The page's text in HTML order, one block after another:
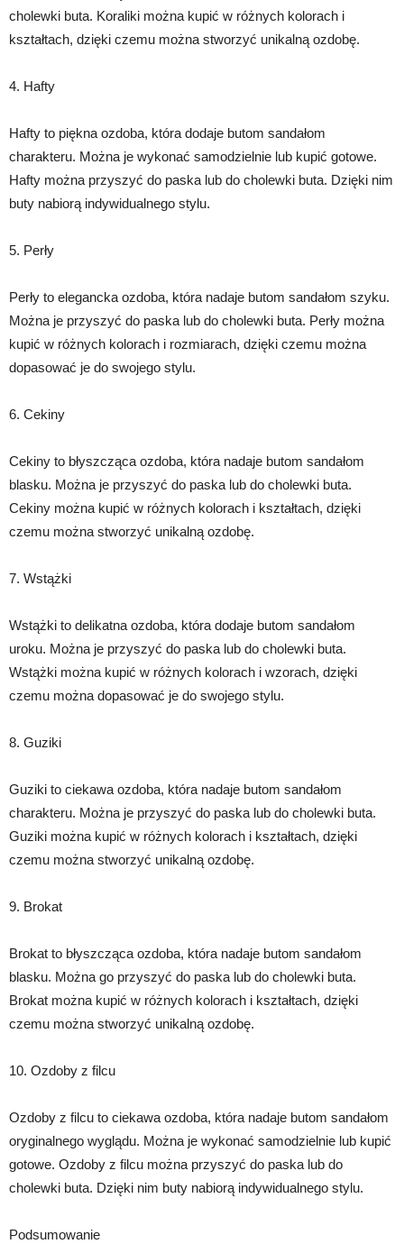
cholewki buta. Koraliki można kupić w różnych kolorach i
kształtach, dzięki czemu można stworzyć unikalną ozdobę.
4. Hafty
Hafty to piękna ozdoba, która dodaje butom sandałom
charakteru. Można je wykonać samodzielnie lub kupić gotowe.
Hafty można przyszyć do paska lub do cholewki buta. Dzięki nim
buty nabiorą indywidualnego stylu.
5. Perły
Perły to elegancka ozdoba, która nadaje butom sandałom szyku.
Można je przyszyć do paska lub do cholewki buta. Perły można
kupić w różnych kolorach i rozmiarach, dzięki czemu można
dopasować je do swojego stylu.
6. Cekiny
Cekiny to błyszcząca ozdoba, która nadaje butom sandałom
blasku. Można je przyszyć do paska lub do cholewki buta.
Cekiny można kupić w różnych kolorach i kształtach, dzięki
czemu można stworzyć unikalną ozdobę.
7. Wstążki
Wstążki to delikatna ozdoba, która dodaje butom sandałom
uroku. Można je przyszyć do paska lub do cholewki buta.
Wstążki można kupić w różnych kolorach i wzorach, dzięki
czemu można dopasować je do swojego stylu.
8. Guziki
Guziki to ciekawa ozdoba, która nadaje butom sandałom
charakteru. Można je przyszyć do paska lub do cholewki buta.
Guziki można kupić w różnych kolorach i kształtach, dzięki
czemu można stworzyć unikalną ozdobę.
9. Brokat
Brokat to błyszcząca ozdoba, która nadaje butom sandałom
blasku. Można go przyszyć do paska lub do cholewki buta.
Brokat można kupić w różnych kolorach i kształtach, dzięki
czemu można stworzyć unikalną ozdobę.
10. Ozdoby z filcu
Ozdoby z filcu to ciekawa ozdoba, która nadaje butom sandałom
oryginalnego wyglądu. Można je wykonać samodzielnie lub kupić
gotowe. Ozdoby z filcu można przyszyć do paska lub do
cholewki buta. Dzięki nim buty nabiorą indywidualnego stylu.
Podsumowanie